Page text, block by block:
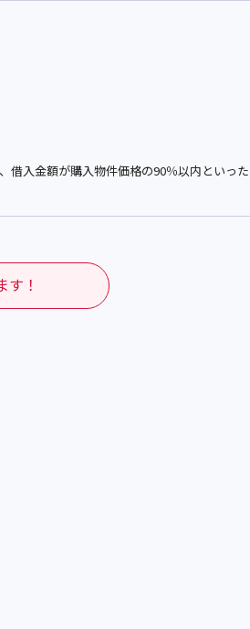
借入金額が購入物件価格の90％以内といっ
！